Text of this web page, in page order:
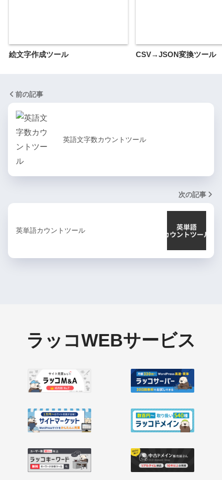
絵文字作成ツール CSV→JSON変換ツール
前の記事
英語文字数カウントツール
次の記事
英単語カウントツール
ラッコWEBサービス